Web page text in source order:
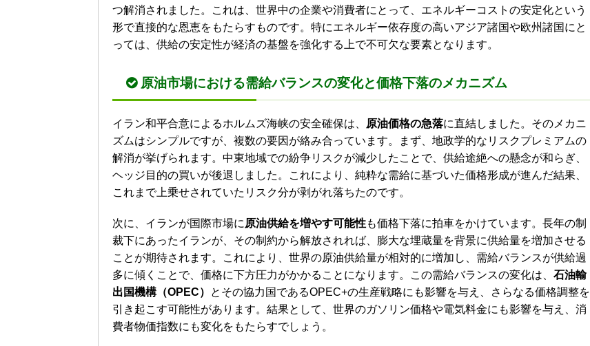
つ解消されました。これは、世界中の企業や消費者にとって、エネルギーコストの安定化という
形で直接的な恩恵をもたらすものです。特にエネルギー依存度の高いアジア諸国や欧州諸国にと
っては、供給の安定性が経済の基盤を強化する上で不可欠な要素となります。
原油市場における需給バランスの変化と価格下落のメカニズム
イラン和平合意によるホルムズ海峡の安全確保は、 原油価格の急落に直結しました。そのメカニ
ズムはシンプルですが、複数の要因が絡み合っています。まず、地政学的なリスクプレミアムの
解消が挙げられます。中東地域での紛争リスクが減少したことで、供給途絶への懸念が和らぎ、
ヘッジ目的の買いが後退しました。これにより、純粋な需給に基づいた価格形成が進んだ結果、
これまで上乗せされていたリスク分が剥がれ落ちたのです。
次に、イランが国際市場に 原油供給を増やす可能性も価格下落に拍車をかけています。長年の制
裁下にあったイランが、その制約から解放されれば、膨大な埋蔵量を背景に供給量を増加させる
ことが期待されます。これにより、世界の原油供給量が相対的に増加し、需給バランスが供給過
多に傾くことで、価格に下方圧力がかかることになります。この需給バランスの変化は、 石油輸
出国機構（OPEC）
とその協力国であるOPEC+の生産戦略にも影響を与え、さらなる価格調整を
引き起こす可能性があります。結果として、世界のガソリン価格や電気料金にも影響を与え、消
費者物価指数にも変化をもたらすでしょう。